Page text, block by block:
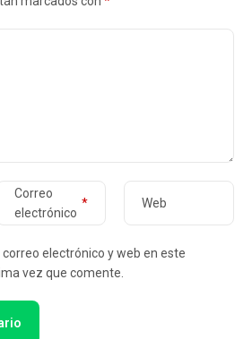
Correo
electrónico
* Web
electrónico y web en este
vez que comente.